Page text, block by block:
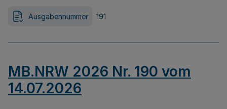
Ausgabennummer 191
MB.NRW 2026 Nr. 190 vom
14.07.2026